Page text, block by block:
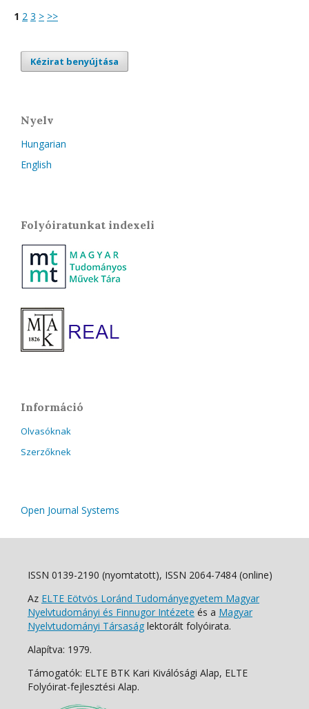
1 2 3 > >>
Kézirat benyújtása
Nyelv
Hungarian
English
Folyóiratunkat indexeli
Információ
Olvasóknak
Szerzőknek
Open Journal Systems
ISSN 0139-2190 (nyomtatott), ISSN 2064-7484 (online)
Az ELTE Eötvös Loránd Tudományegyetem Magyar
Nyelvtudományi és Finnugor Intézete és a Magyar
Nyelvtudományi Társaság lektorált folyóirata.
Alapítva: 1979.
Támogatók: ELTE BTK Kari Kiválósági Alap, ELTE
Folyóirat-fejlesztési Alap.